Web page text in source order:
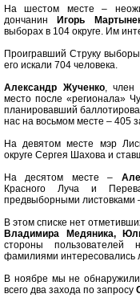
На шестом месте –
дончанин
Игорь
выборах в 104 округе. Им
Проигравший Струку выборы
его искали 704 человека.
Александр Жученко, член
место после «регионала»
планировавший
нас на восьмом месте – 405
На девятом месте мэр
округе Сергея Шахова и
На десятом месте –
Красного Луча и
предвыборными листовками
В этом списке нет
Владимира Медяника,
стороны
фамилиями интересовались
В ноябре мы не
всего два захода по запросу